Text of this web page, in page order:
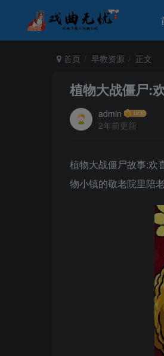
首页 早教资源 正文
植物大战僵尸:
admin
2年前更新
植物大战僵尸故事:欢
物小镇的敬老院里陪